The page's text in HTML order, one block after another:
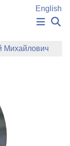
English
Михайлович